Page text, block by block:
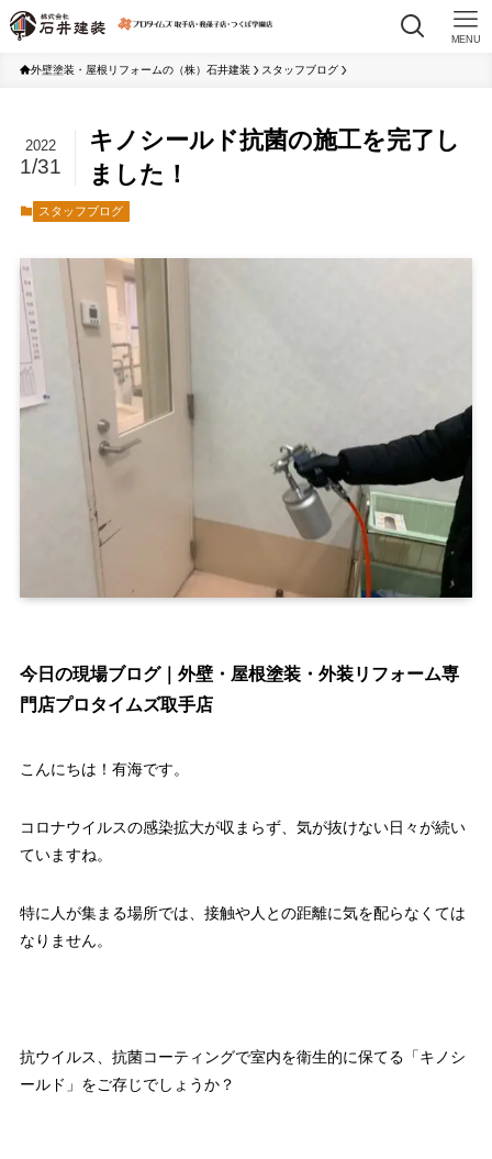
MENU
外壁塗装・屋根リフォームの（株）石井建装 スタッフブログ
キノシールド抗菌の施工を完了し
ました！
2022
1/31
スタッフブログ
今日の現場ブログ｜外壁・屋根塗装・外装リフォーム専
門店プロタイムズ取手店
こんにちは！有海です。
コロナウイルスの感染拡大が収まらず、気が抜けない日々が続い
ていますね。
特に人が集まる場所では、接触や人との距離に気を配らなくては
なりません。
抗ウイルス、抗菌コーティングで室内を衛生的に保てる「キノシ
ールド」をご存じでしょうか？